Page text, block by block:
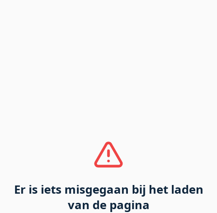
Er is iets misgegaan bij het laden
van de pagina